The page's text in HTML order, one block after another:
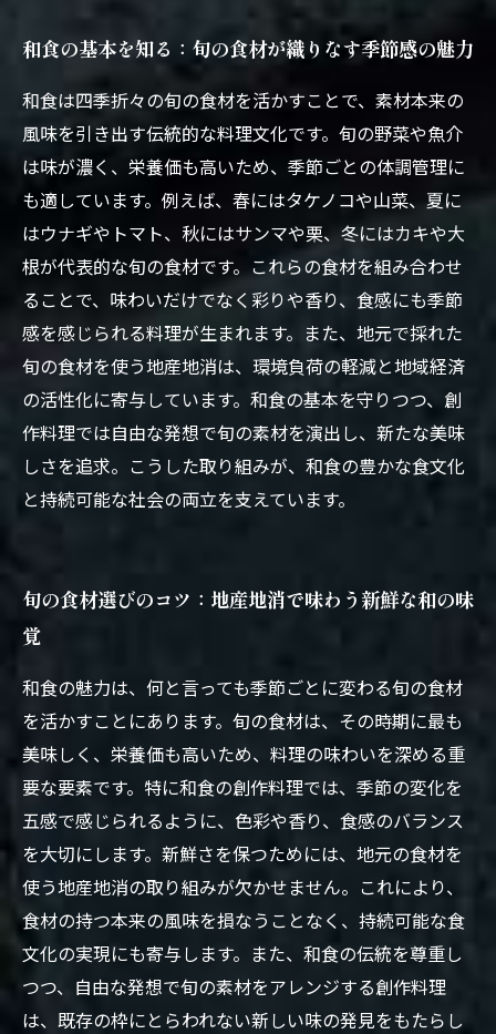
彩りと香りで魅せる：季節の移ろいを感じる和
食創作料理
旬の和食創作料理で味わう、四季折々の美と健
康の調和
和食の魅力を再発見：旬素材を活かした新たな
料理表現
四季を楽しむ和食の未来：持続可能な食文化へ
の挑戦
和食の基本を知る：旬の食材が織りなす季節感の魅力
和食は四季折々の旬の食材を活かすことで、素材本来の
風味を引き出す伝統的な料理文化です。旬の野菜や魚介
は味が濃く、栄養価も高いため、季節ごとの体調管理に
も適しています。例えば、春にはタケノコや山菜、夏に
はウナギやトマト、秋にはサンマや栗、冬にはカキや大
根が代表的な旬の食材です。これらの食材を組み合わせ
ることで、味わいだけでなく彩りや香り、食感にも季節
感を感じられる料理が生まれます。また、地元で採れた
旬の食材を使う地産地消は、環境負荷の軽減と地域経済
の活性化に寄与しています。和食の基本を守りつつ、創
作料理では自由な発想で旬の素材を演出し、新たな美味
しさを追求。こうした取り組みが、和食の豊かな食文化
と持続可能な社会の両立を支えています。
旬の食材選びのコツ：地産地消で味わう新鮮な和の味
覚
和食の魅力は、何と言っても季節ごとに変わる旬の食材
を活かすことにあります。旬の食材は、その時期に最も
美味しく、栄養価も高いため、料理の味わいを深める重
要な要素です。特に和食の創作料理では、季節の変化を
五感で感じられるように、色彩や香り、食感のバランス
を大切にします。新鮮さを保つためには、地元の食材を
使う地産地消の取り組みが欠かせません。これにより、
食材の持つ本来の風味を損なうことなく、持続可能な食
文化の実現にも寄与します。また、和食の伝統を尊重し
つつ、自由な発想で旬の素材をアレンジする創作料理
は、既存の枠にとらわれない新しい味の発見をもたらし